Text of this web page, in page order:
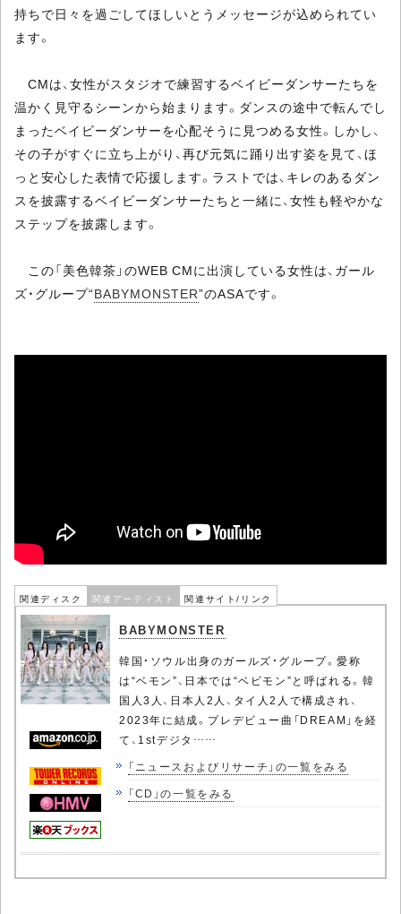
持ちで日々を過ごしてほしいとうメッセージが込められてい
ます。
CMは、女性がスタジオで練習するベイビーダンサーたちを
温かく見守るシーンから始まります。ダンスの途中で転んでし
まったベイビーダンサーを心配そうに見つめる女性。しかし、
その子がすぐに立ち上がり、再び元気に踊り出す姿を見て、ほ
っと安心した表情で応援します。ラストでは、キレのあるダン
スを披露するベイビーダンサーたちと一緒に、女性も軽やかな
ステップを披露します。
この「美色韓茶」のWEB CMに出演している女性は、ガール
ズ・グループ“BABYMONSTER”のASAです。
関連ディスク 関連アーティスト 関連サイト/リンク
BABYMONSTER
韓国・ソウル出身のガールズ・グループ。愛称
は“ベモン”、日本では“ベビモン”と呼ばれる。韓
国人3人、日本人2人、タイ人2人で構成され、
2023年に結成。プレデビュー曲「DREAM」を経
て、1stデジタ……
「ニュースおよびリサーチ」の一覧をみる
「CD」の一覧をみる